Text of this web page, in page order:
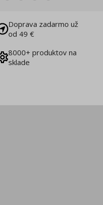
Doprava zadarmo už
od 49 €
8000+ produktov na
sklade